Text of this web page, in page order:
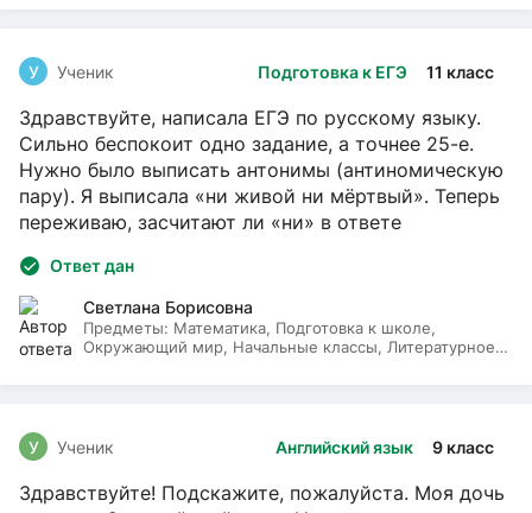
Подготовка к ЕГЭ 11 класс
У Ученик
Здравствуйте, написала ЕГЭ по русскому языку.
Сильно беспокоит одно задание, а точнее 25-е.
Нужно было выписать антонимы (антиномическую
пару). Я выписала «ни живой ни мёртвый». Теперь
переживаю, засчитают ли «ни» в ответе
Ответ дан
Светлана Борисовна
Предметы: Математика, Подготовка к школе,
Окружающий мир, Начальные классы, Литературное
Английский язык 9 класс
У Ученик
Здравствуйте! Подскажите, пожалуйста. Моя дочь